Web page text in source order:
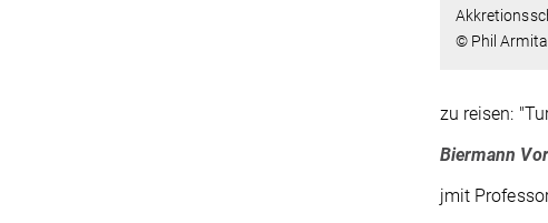
© Phil
zu reisen:
Biermann
jmit